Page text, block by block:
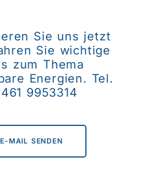
Sie uns jetzt
Sie wichtige
zum Thema
Energien. Tel.
9953314
E-MAIL SENDEN